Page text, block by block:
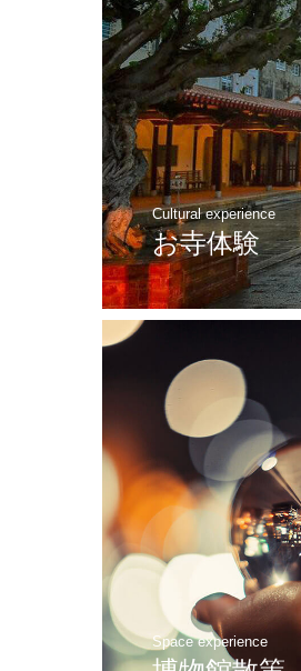
Cultural experience
お寺体験
Space experience